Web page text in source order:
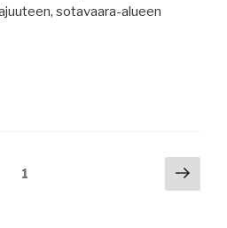
sotavaara-alueen
1
sivu